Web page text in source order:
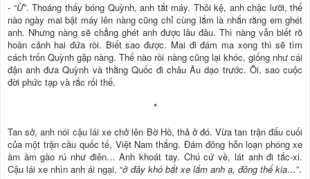
- “Ừ”. Thoáng thấy bóng Quỳnh, anh tắt máy. Thôi kệ, anh chậc lưỡi, thế
nào ngày mai bật máy lên nàng cũng chỉ cùng lắm là nhắn rằng em ghét
anh. Nhưng nàng sẽ chẳng ghét anh được lâu đâu. Thì nàng vẫn biết rõ
hoàn cảnh hai đứa rồi. Biết sao được. Mai đi đám ma xong thì sẽ tìm
cách trốn Quỳnh gặp nàng. Thể nào rồi nàng cũng lại khóc, giống như cái
đận anh đưa Quỳnh và thằng Quốc đi châu Âu dạo trước. Ôi, sao cuộc
đời phức tạp và rắc rối thế.
*
Tan sở, anh nói cậu lái xe chở lên Bờ Hồ, thả ở đó. Vừa tan trận đấu cuối
của một trận cầu quốc tế, Việt Nam thắng. Đám đông hỗn loạn phóng xe
ầm ầm gào rú như điên… Anh khoát tay. Chú cứ về, lát anh đi tắc-xi.
Cậu lái xe nhìn anh ái ngại, “ở đây khó bắt xe lắm anh ạ, đông thế kia…”.